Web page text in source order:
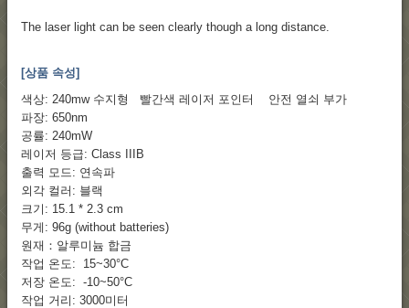
The laser light can be seen clearly though a long distance.
[상품 속성]
색상: 240mw 수지형 빨간색 레이저 포인터 안전 열쇠 부가
파장: 650nm
공률: 240mW
레이저 등급: Class IIIB
출력 모드: 연속파
외각 컬러: 블랙
크기: 15.1 * 2.3 cm
무게: 96g (without batteries)
원재：알루미늄 합금
작업 온도: 15~30°C
저장 온도: -10~50°C
작업 거리: 3000미터